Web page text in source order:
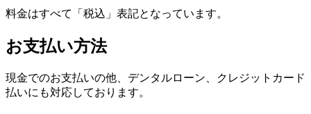
料金はすべて「 税込 」表記となっています。
お支払い方法
現金でのお支払いの他、デンタルローン、クレジットカード
払いにも対応しております。